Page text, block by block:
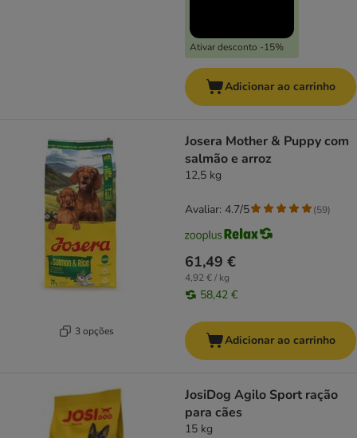
Ativar desconto -15%
Adicionar ao carrinho
3 opções
Josera Mother & Puppy com
salmão e arroz
12,5 kg
61,49 €
4,92 € / kg
58,42 €
Avaliar: 4.7/5 (59)
Adicionar ao carrinho
JosiDog Agilo Sport ração
para cães
15 kg